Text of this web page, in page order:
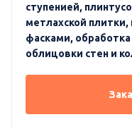
ступенией,
метлахской
фасками,
облицовки стен и